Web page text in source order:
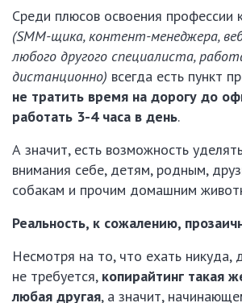
Среди плюсов освоения профессии
(SMM-щика, контент-менеджера,
любого другого специалиста,
дистанционно) всегда есть пункт
не тратить время на дорогу до
работать 3-4 часа в день.
А значит, есть возможность
внимания себе, детям, родным,
собакам и прочим домашним
Реальность, к сожалению,
Несмотря на то, что ехать никуда,
не требуется, копирайтинг такая
любая другая, а значит,